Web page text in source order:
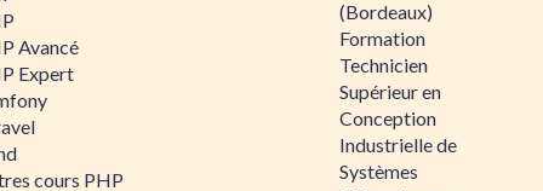
Avancé
Expert
cours PHP
(Bordeaux)
Formation
Technicien
Supérieur en
Conception
Industrielle de
Systèmes